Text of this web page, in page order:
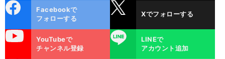
ok
Facebookで
フォローする
Xでフォローする
YouTubeで
チャンネル登録
LINE
LINEで
アカウント追加